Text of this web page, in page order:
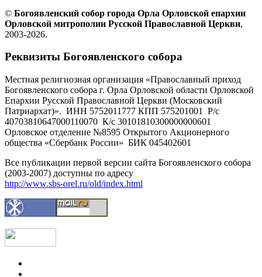
© Богоявленский собор города Орла Орловской епархии
Орловской митрополии Русской Православной Церкви,
2003-2026.
Реквизиты Богоявленского собора
Местная религиозная организация «Православный приход
Богоявленского собора г. Орла Орловской области Орловской
Епархии Русской Православной Церкви (Московский
Патриархат)». ИНН 5752011777 КПП 575201001 Р/с
40703810647000110070 К/с 30101810300000000601
Орловское отделение №8595 Открытого Акционерного
общества «Сбербанк России» БИК 045402601
Все публикации первой версии сайта Богоявленского собора
(2003-2007) доступны по адресу
http://www.sbs-orel.ru/old/index.html